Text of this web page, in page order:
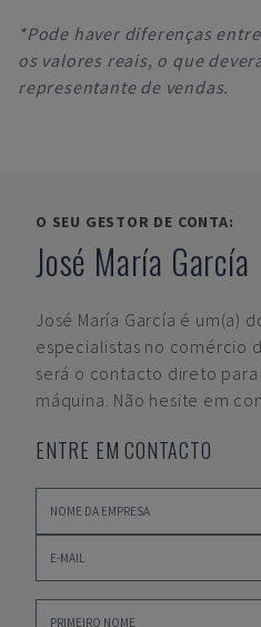
*Pode haver diferenças
os valores reais, o que
representante de vendas.
O SEU GESTOR DE CONTA:
José María García
José María García é um(a)
especialistas no comércio
será o contacto direto para
máquina. Não hesite em
ENTRE EM CONTACTO